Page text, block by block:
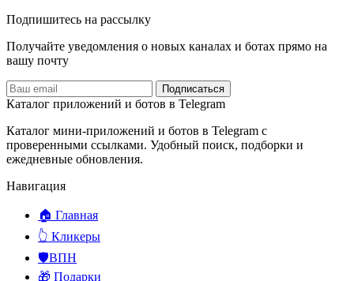
Подпишитесь на рассылку
Получайте уведомления о новых каналах и ботаx прямо на
вашу почту
Подписаться
Каталог приложений и ботов в Telegram
Каталог мини-приложений и ботов в Telegram с
проверенными ссылками. Удобный поиск, подборки и
ежедневные обновления.
Навигация
🏠 Главная
👆 Кликеры
🛡️ВПН
🎁 Подарки